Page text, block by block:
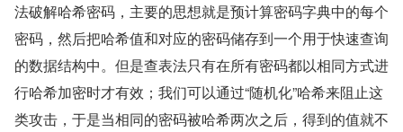
法破解哈希密码，主要的思想就是预计算密码字典中的每个
密码，然后把哈希值和对应的密码储存到一个用于快速查询
的数据结构中。但是查表法只有在所有密码都以相同方式进
行哈希加密时才有效；我们可以通过“随机化”哈希来阻止这
类攻击，于是当相同的密码被哈希两次之后，得到的值就不